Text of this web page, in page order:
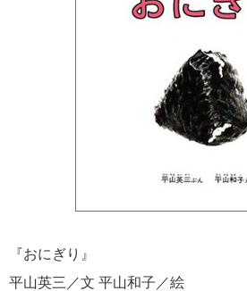
『おにぎり』
平山英三／文 平山和子／絵